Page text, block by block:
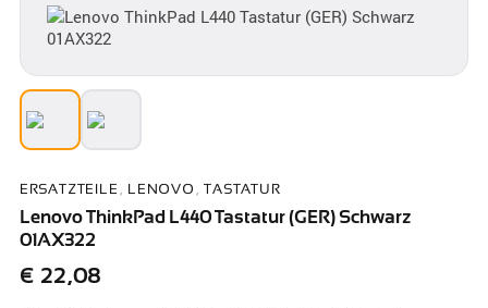
ERSATZTEILE , LENOVO ,TASTATUR
Lenovo ThinkPad L440 Tastatur (GER) Schwarz
01AX322
€ 22,08